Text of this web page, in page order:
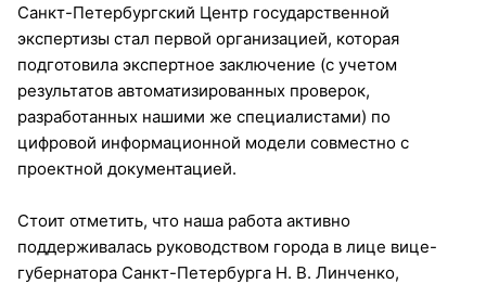
Санкт-Петербургский Центр государственной
экспертизы стал первой организацией, которая
подготовила экспертное заключение (с учетом
результатов автоматизированных проверок,
разработанных нашими же специалистами) по
цифровой информационной модели совместно с
проектной документацией.
Стоит отметить, что наша работа активно
поддерживалась руководством города в лице вице-
губернатора Санкт-Петербурга Н. В. Линченко,